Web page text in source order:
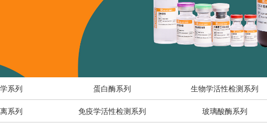
系列 蛋白酶系列 生物学活性检测系列
系列 免疫学活性检测系列 玻璃酸酶系列